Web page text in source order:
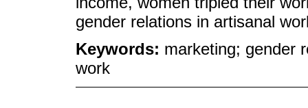
gender relations in artisanal
Keywords: marketing; gender
work